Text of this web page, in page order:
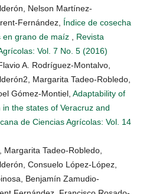
Nelson Martínez-
Fernández, Índice de cosecha
en grano de maíz
Revista
Vol. 7 No. 5 (2016)
A. Rodríguez-Montalvo,
Margarita Tadeo-Robledo,
Gómez-Montiel, Adaptability of
the states of Veracruz and
de Ciencias Agrícolas: Vol. 14
Tadeo-Robledo,
Consuelo López-López,
Benjamín Zamudio-